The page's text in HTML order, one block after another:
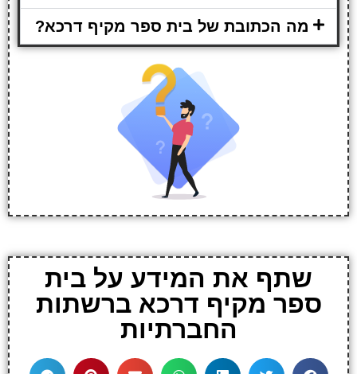
מה הכתובת של בית ספר מקיף דרכא?
שתף את המידע על בית
ספר מקיף דרכא ברשתות
החברתיות